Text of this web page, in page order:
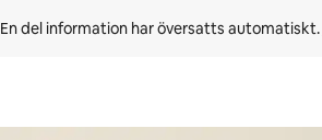
En del information har översatts automatiskt.